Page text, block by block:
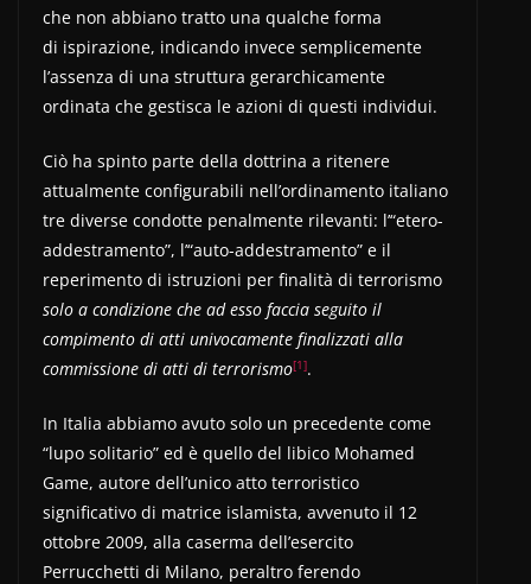
che non abbiano tratto una qualche forma
di ispirazione, indicando invece semplicemente
l’assenza di una struttura gerarchicamente
ordinata che gestisca le azioni di questi individui.
Ciò ha spinto parte della dottrina a ritenere
attualmente configurabili nell’ordinamento italiano
tre diverse condotte penalmente rilevanti: l’“etero-
addestramento”, l’“auto-addestramento” e il
reperimento di istruzioni per finalità di terrorismo
solo a condizione che ad esso faccia seguito il
compimento di atti univocamente finalizzati alla
commissione di atti di terrorismo[1].
In Italia abbiamo avuto solo un precedente come
“lupo solitario” ed è quello del libico Mohamed
Game, autore dell’unico atto terroristico
significativo di matrice islamista, avvenuto il 12
ottobre 2009, alla caserma dell’esercito
Perrucchetti di Milano, peraltro ferendo